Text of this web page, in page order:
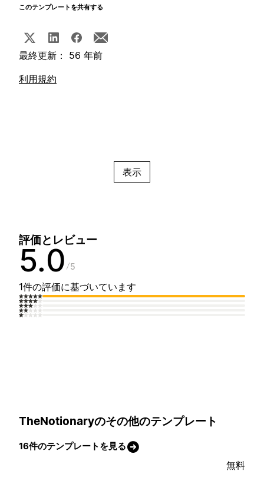
このテンプレートを共有する
最終更新： 56 年前
利用規約
表示
評価とレビュー
5.0 5
1件の評価に基づいています
TheNotionaryのその他のテンプレート
16件のテンプレートを見る
無料